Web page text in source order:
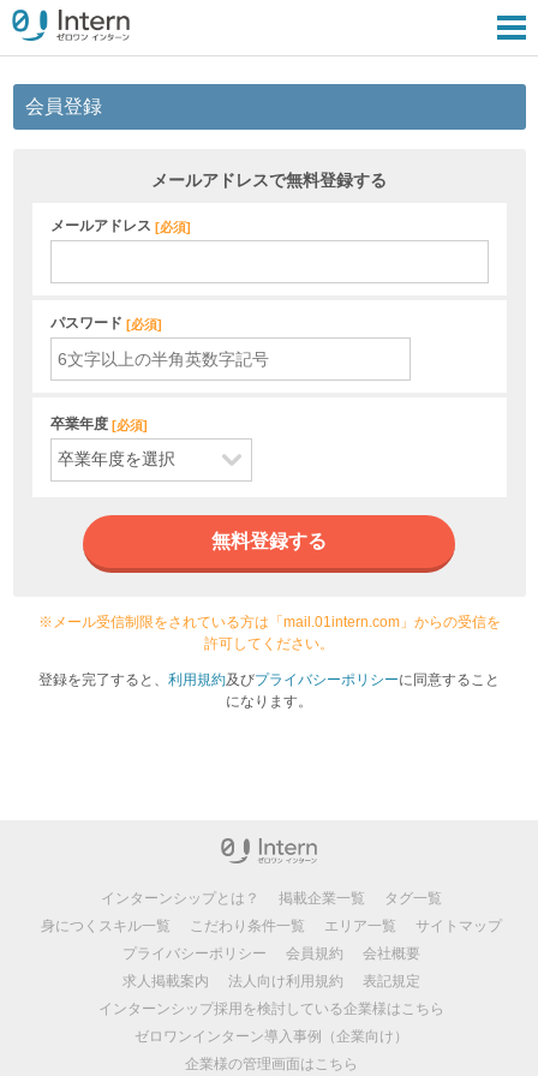
会員登録
メールアドレスで無料登録する
メールアドレス [必須]
パスワード [必須]
卒業年度 [必須]
無料登録する
※メール受信制限をされている方は「mail.01intern.com」からの受信を
許可してください。
登録を完了すると、 利用規約及びプライバシーポリシーに同意すること
になります。
インターンシップとは？ 掲載企業一覧
タグ一覧
身につくスキル一覧
こだわり条件一覧 エリア一覧
サイトマップ
プライバシーポリシー
会員規約
会社概要
求人掲載案内
法人向け利用規約
表記規定
インターンシップ採用を検討している企業様はこちら
ゼロワンインターン導入事例（企業向け）
企業様の管理画面はこちら